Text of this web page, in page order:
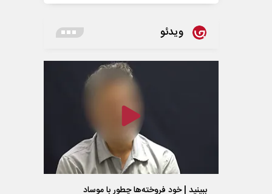
ویدئو
ببینید | خود فروخته‌ها چطور با موساد